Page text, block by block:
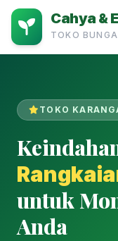
Cahya &
TOKO
TOKO
untuk
Anda